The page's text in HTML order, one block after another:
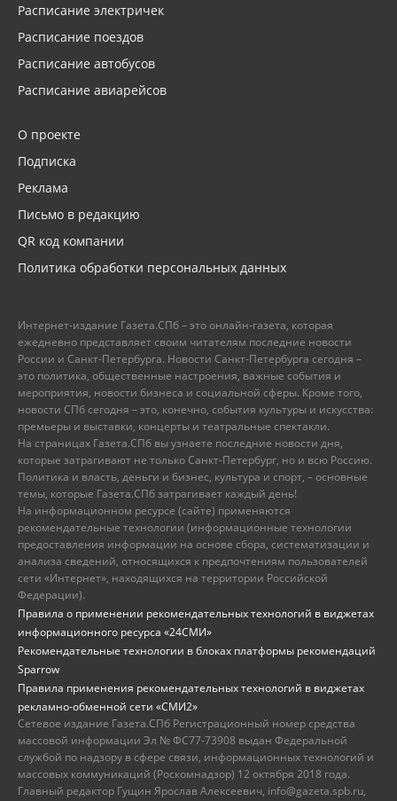
Расписание электричек
Расписание поездов
Расписание автобусов
Расписание авиарейсов
О проекте
Подписка
Реклама
Письмо в редакцию
QR код компании
Политика обработки персональных данных
Интернет-издание Газета.СПб – это онлайн-газета, которая
ежедневно представляет своим читателям последние новости
России и Санкт-Петербурга. Новости Санкт-Петербурга сегодня –
это политика, общественные настроения, важные события и
мероприятия, новости бизнеса и социальной сферы. Кроме того,
новости СПб сегодня – это, конечно, события культуры и искусства:
премьеры и выставки, концерты и театральные спектакли.
На страницах Газета.СПб вы узнаете последние новости дня,
которые затрагивают не только Санкт-Петербург, но и всю Россию.
Политика и власть, деньги и бизнес, культура и спорт, – основные
темы, которые Газета.СПб затрагивает каждый день!
На информационном ресурсе (сайте) применяются
рекомендательные технологии (информационные технологии
предоставления информации на основе сбора, систематизации и
анализа сведений, относящихся к предпочтениям пользователей
сети «Интернет», находящихся на территории Российской
Федерации).
Правила о применении рекомендательных технологий в виджетах
информационного ресурса «24СМИ»
Рекомендательные технологии в блоках платформы рекомендаций
Sparrow
Правила применения рекомендательных технологий в виджетах
рекламно-обменной сети «СМИ2»
Сетевое издание Газета.СПб Регистрационный номер средства
массовой информации Эл № ФС77-73908 выдан Федеральной
службой по надзору в сфере связи, информационных технологий и
массовых коммуникаций (Роскомнадзор) 12 октября 2018 года.
Главный редактор Гущин Ярослав Алексеевич, info@gazeta.spb.ru,